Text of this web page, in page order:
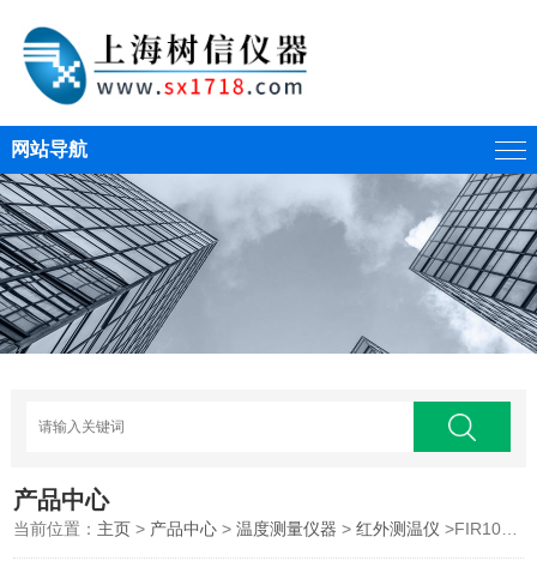
网站导航
产品中心
当前位置： 主页 > 产品中心 >温度测量仪器 >红外测温仪 >FIR100光纤单色红外测温仪